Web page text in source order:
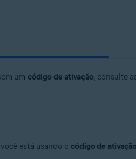
um código de ativação, consulte
está usando o código de